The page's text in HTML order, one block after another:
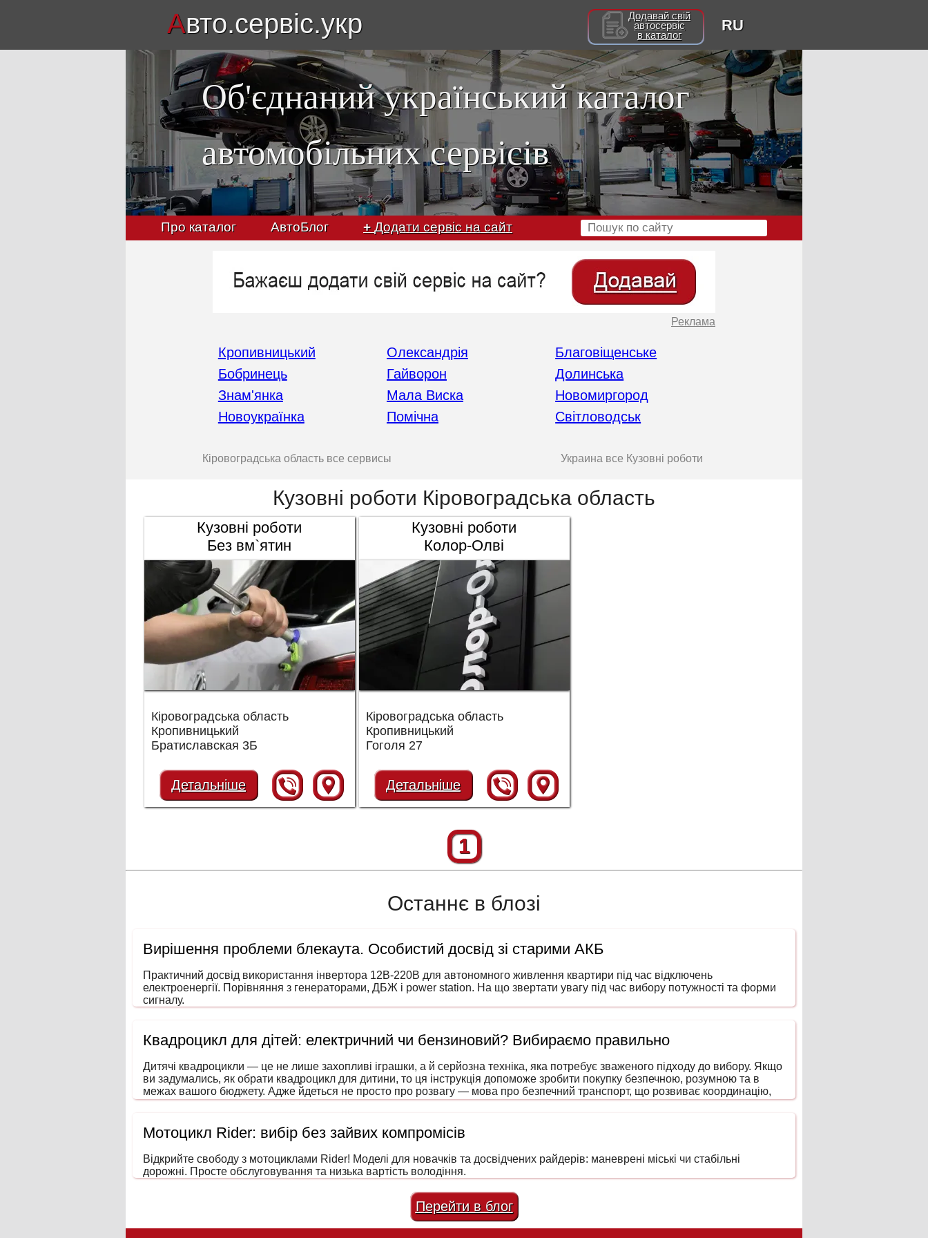
Авто.сервіс.укр
Додавай свій
автосервіс
в каталог
RU
Об'єднаний український каталог
автомобільних сервісів
Про каталог АвтоБлог + Додати сервіс на сайт
Реклама
Кропивницький Олександрія
Благовіщенське
Бобринець
Гайворон
Долинська
Знам'янка
Мала Виска
Новомиргород
Новоукраїнка
Помічна Світловодськ
Кіровоградська область все сервисы Украина все Кузовні роботи
Кузовні роботи Кіровоградська область
Кузовні роботи
Без вм`ятин
Кіровоградська область
Кропивницький
Братиславская 3Б
Детальніше
Кузовні роботи
Колор-Олві
Кіровоградська область
Кропивницький
Гоголя 27
Детальніше
1
Останнє в блозі
Вирішення проблеми блекаута. Особистий досвід зі старими АКБ
Практичний досвід використання інвертора 12В-220В для автономного живлення квартири під час відключень
електроенергії. Порівняння з генераторами, ДБЖ і power station. На що звертати увагу під час вибору потужності та форми
сигналу.
Квадроцикл для дітей: електричний чи бензиновий? Вибираємо правильно
Дитячі квадроцикли — це не лише захопливі іграшки, а й серйозна техніка, яка потребує зваженого підходу до вибору. Якщо
ви задумались, як обрати квадроцикл для дитини, то ця інструкція допоможе зробити покупку безпечною, розумною та в
межах вашого бюджету. Адже йдеться не просто про розвагу — мова про безпечний транспорт, що розвиває координацію,
увагу та навички водіння ще змалечку.
Мотоцикл Rider: вибір без зайвих компромісів
Відкрийте свободу з мотоциклами Rider! Моделі для новачків та досвідчених райдерів: маневрені міські чи стабільні
дорожні. Просте обслуговування та низька вартість володіння.
Перейти в блог